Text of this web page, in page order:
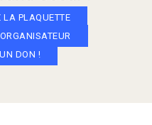
LA PLAQUETTE
DON !